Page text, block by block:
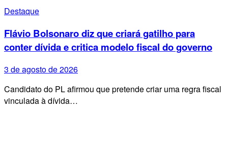
Destaque
Flávio Bolsonaro diz que criará gatilho para
conter dívida e critica modelo fiscal do governo
3 de agosto de 2026
Candidato do PL afirmou que pretende criar uma regra fiscal
vinculada à dívida…